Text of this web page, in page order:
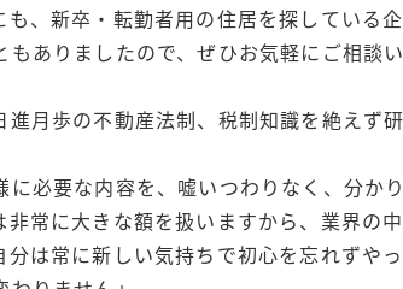
も、新卒・転勤者用の住居を探している
もありましたので、ぜひお気軽にご相談
進月歩の不動産法制、税制知識を絶えず
に必要な内容を、嘘いつわりなく、分か
非常に大きな額を扱いますから、業界の
分は常に新しい気持ちで初心を忘れずや